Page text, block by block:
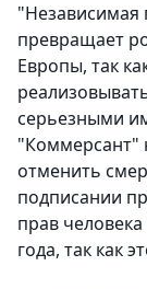
"Независимая
превращает
Европы, так
серьезными
"Коммерсант"
отменить
подписании
прав
года, так как